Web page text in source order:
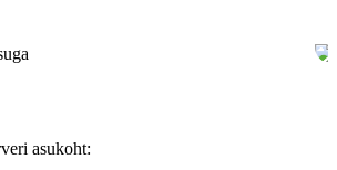
asukoht: